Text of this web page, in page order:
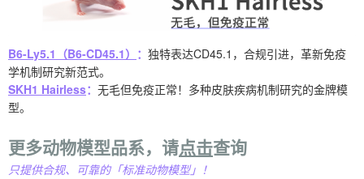
B6-Ly5.1（B6-CD45.1） ： 独特表达CD45.1，合规引进，革新免疫
学机制研究新范式。
SKH1 Hairless： 无毛但免疫正常！多种皮肤疾病机制研究的金牌模
型。
更多动物模型品系，请点击查询
只提供合规、可靠的「标准动物模型」！